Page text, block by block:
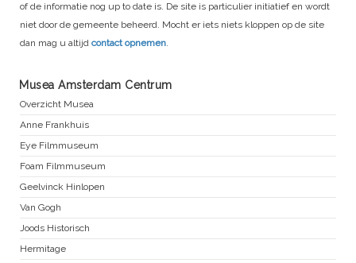
of de informatie nog up to date is. De site is particulier initiatief en wordt
niet door de gemeente beheerd. Mocht er iets niets kloppen op de site
dan mag u altijd contact opnemen.
Musea Amsterdam Centrum
Overzicht Musea
Anne Frankhuis
Eye Filmmuseum
Foam Filmmuseum
Geelvinck Hinlopen
Van Gogh
Joods Historisch
Hermitage